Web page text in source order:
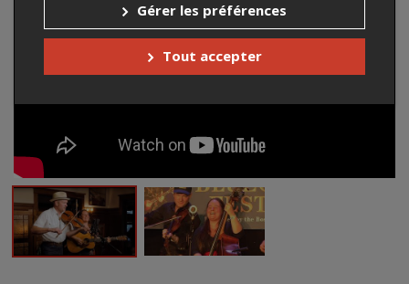
Gérer les préférences
Tout accepter